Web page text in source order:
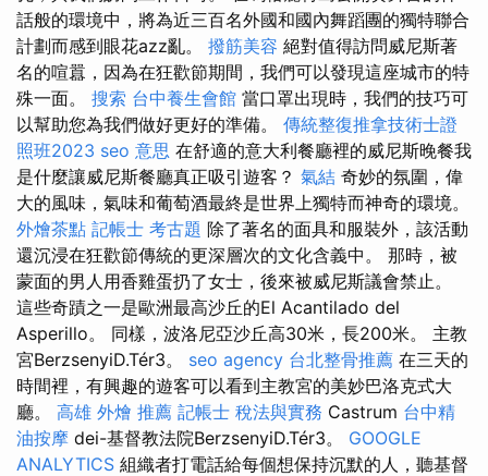
話般的環境中，將為近三百名外國和國內舞蹈團的獨特聯合
計劃而感到眼花azz亂。 撥筋美容 絕對值得訪問威尼斯著
名的喧囂，因為在狂歡節期間，我們可以發現這座城市的特
殊一面。 搜索 台中養生會館 當口罩出現時，我們的技巧可
以幫助您為我們做好更好的準備。 傳統整復推拿技術士證
照班2023 seo 意思 在舒適的意大利餐廳裡的威尼斯晚餐我
是什麼讓威尼斯餐廳真正吸引遊客？ 氣結 奇妙的氛圍，偉
大的風味，氣味和葡萄酒最終是世界上獨特而神奇的環境。
外燴茶點 記帳士 考古題 除了著名的面具和服裝外，該活動
還沉浸在狂歡節傳統的更深層次的文化含義中。 那時，被
蒙面的男人用香雞蛋扔了女士，後來被威尼斯議會禁止。
這些奇蹟之一是歐洲最高沙丘的El Acantilado del
Asperillo。 同樣，波洛尼亞沙丘高30米，長200米。 主教
宮BerzsenyiD.Tér3。 seo agency 台北整骨推薦 在三天的
時間裡，有興趣的遊客可以看到主教宮的美妙巴洛克式大
廳。 高雄 外燴 推薦 記帳士 稅法與實務 Castrum 台中精
油按摩 dei-基督教法院BerzsenyiD.Tér3。 GOOGLE
ANALYTICS 組織者打電話給每個想保持沉默的人，聽基督